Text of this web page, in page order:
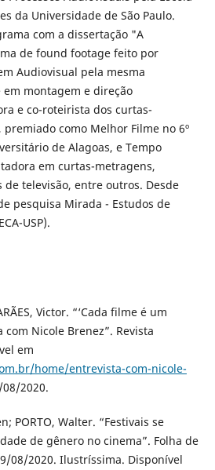
da Universidade de São Paulo.
com a dissertação "A
de found footage feito por
Audiovisual pela mesma
montagem e direção
e co-roteirista dos curtas-
como Melhor Filme no 6º
de Alagoas, e Tempo
em curtas-metragens,
televisão, entre outros. Desde
pesquisa Mirada - Estudos de
USP).
Victor. “‘Cada filme é um
Nicole Brenez”. Revista
em
home/entrevista-com-nicole-
2020.
PORTO, Walter. “Festivais se
de gênero no cinema”. Folha de
08/2020. Ilustríssima. Disponível